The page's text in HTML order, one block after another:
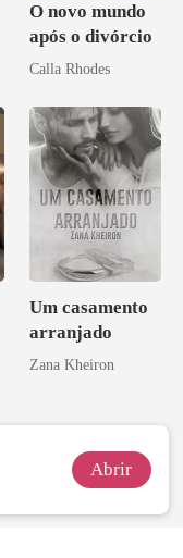
O novo mundo
após o divórcio
Calla Rhodes
Um casamento
arranjado
Zana Kheiron
Abrir